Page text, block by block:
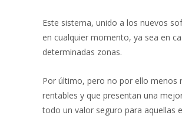
Este sistema, unido a los nuevos
en cualquier momento, ya sea en
determinadas zonas.
Por último, pero no por ello menos
rentables y que presentan una
todo un valor seguro para aquellas